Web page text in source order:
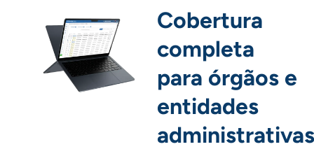
Cobertura
completa
para órgãos e
entidades
administrativas